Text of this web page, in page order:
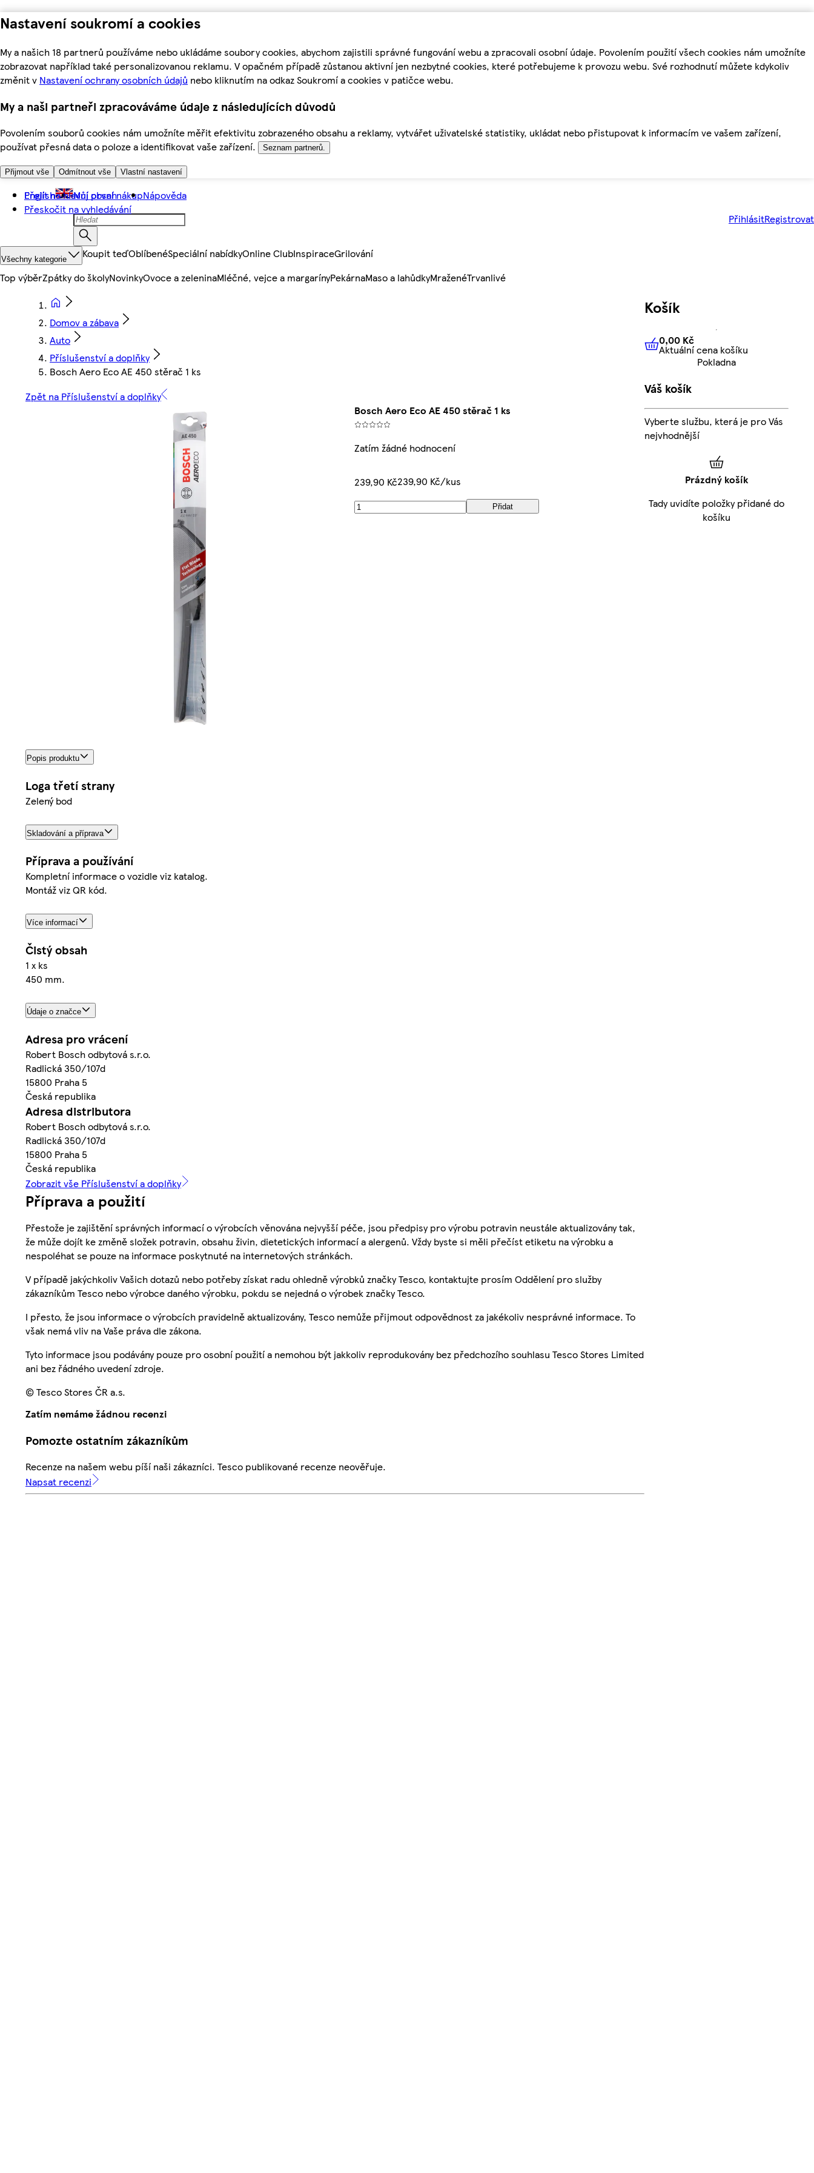
Nastavení soukromí a cookies
My a našich 18 partnerů používáme nebo ukládáme soubory cookies, abychom zajistili správné fungování webu a zpracovali osobní údaje. Povolením použití všech cookies nám umožníte
zobrazovat například také personalizovanou reklamu. V opačném případě zůstanou aktivní jen nezbytné cookies, které potřebujeme k provozu webu. Své rozhodnutí můžete kdykoliv
změnit v Nastavení ochrany osobních údajů nebo kliknutím na odkaz Soukromí a cookies v patičce webu.
My a naši partneři zpracováváme údaje z následujících důvodů
Povolením souborů cookies nám umožníte měřit efektivitu zobrazeného obsahu a reklamy, vytvářet uživatelské statistiky, ukládat nebo přistupovat k informacím ve vašem zařízení,
používat přesná data o poloze a identifikovat vaše zařízení.
Seznam partnerů.
Přijmout vše Odmítnout vše Vlastní nastavení
Přejít na hlavní obsah
Přeskočit na vyhledávání
English Můj první nákupNápověda
PřihlásitRegistrovat
Všechny kategorie Koupit teďOblíbenéSpeciální nabídkyOnline ClubInspiraceGrilování
Top výběrZpátky do školyNovinkyOvoce a zeleninaMléčné, vejce a margarínyPekárnaMaso a lahůdkyMraženéTrvanlivé
Domov a zábava
Auto
Příslušenství a doplňky
Bosch Aero Eco AE 450 stěrač 1 ks
Zpět na Příslušenství a doplňky
Bosch Aero Eco AE 450 stěrač 1 ks
Zatím žádné hodnocení
239,90 Kč239,90 Kč/kus
Přidat
Popis produktu
Loga třetí strany
Zelený bod
Skladování a příprava
Příprava a používání
Kompletní informace o vozidle viz katalog.
Montáž viz QR kód.
Více informací
Čistý obsah
1 x ks
450 mm.
Údaje o značce
Adresa pro vrácení
Robert Bosch odbytová s.r.o.
Radlická 350/107d
15800 Praha 5
Česká republika
Adresa distributora
Robert Bosch odbytová s.r.o.
Radlická 350/107d
15800 Praha 5
Česká republika
Zobrazit vše Příslušenství a doplňky
Příprava a použití
Přestože je zajištění správných informací o výrobcích věnována nejvyšší péče, jsou předpisy pro výrobu potravin neustále aktualizovány tak,
že může dojít ke změně složek potravin, obsahu živin, dietetických informací a alergenů. Vždy byste si měli přečíst etiketu na výrobku a
nespoléhat se pouze na informace poskytnuté na internetových stránkách.
V případě jakýchkoliv Vašich dotazů nebo potřeby získat radu ohledně výrobků značky Tesco, kontaktujte prosím Oddělení pro služby
zákazníkům Tesco nebo výrobce daného výrobku, pokdu se nejedná o výrobek značky Tesco.
I přesto, že jsou informace o výrobcích pravidelně aktualizovány, Tesco nemůže přijmout odpovědnost za jakékoliv nesprávné informace. To
však nemá vliv na Vaše práva dle zákona.
Tyto informace jsou podávány pouze pro osobní použití a nemohou být jakkoliv reprodukovány bez předchozího souhlasu Tesco Stores Limited
ani bez řádného uvedení zdroje.
© Tesco Stores ČR a.s.
Zatím nemáme žádnou recenzi
Pomozte ostatním zákazníkům
Recenze na našem webu píší naši zákazníci. Tesco publikované recenze neověřuje.
Napsat recenzi
Košík
0,00 KčAktuální cena košíku
0,00 Kč
Aktuální cena košíku
Pokladna
Váš košík
Vyberte službu, která je pro Vás
nejvhodnější
Prázdný košík
Tady uvidíte položky přidané do
košíku